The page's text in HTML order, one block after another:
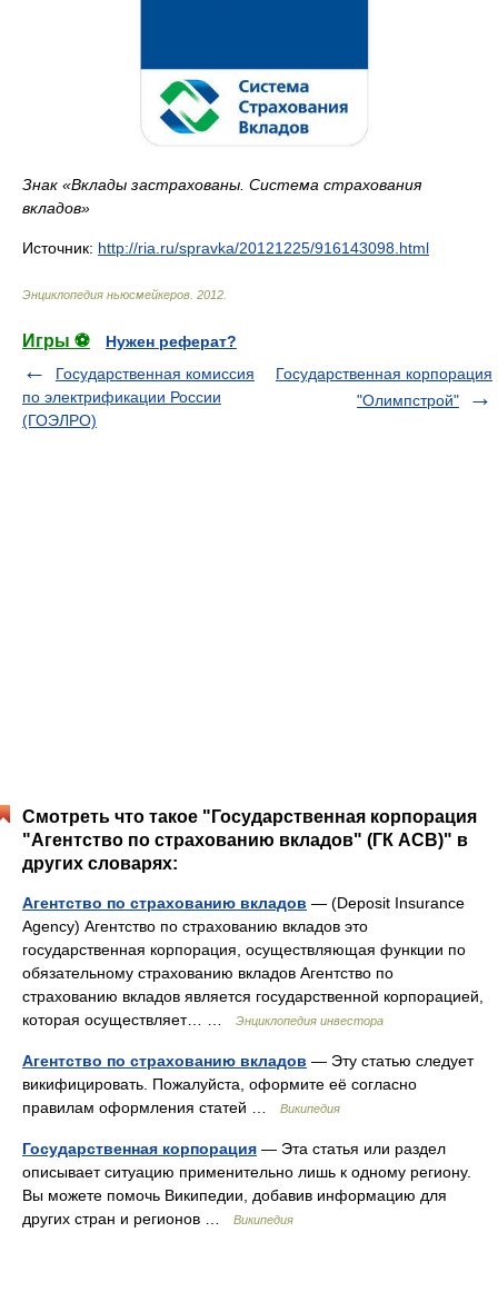
Знак «Вклады застрахованы. Система страхования
вкладов»
Источник: http://ria.ru/spravka/20121225/916143098.html
Энциклопедия ньюсмейкеров 2012
Игры ⚽
Нужен реферат?
Государственная комиссия
по электрификации России
(ГОЭЛРО)
Государственная корпорация
"Олимпстрой"
Смотреть что такое "Государственная корпорация
"Агентство по страхованию вкладов" (ГК АСВ)" в
других словарях:
Агентство по страхованию вкладов — (Deposit Insurance
Agency) Агентство по страхованию вкладов это
государственная корпорация, осуществляющая функции по
обязательному страхованию вкладов Агентство по
страхованию вкладов является государственной корпорацией,
которая осуществляет… …
Энциклопедия инвестора
Агентство по страхованию вкладов — Эту статью следует
викифицировать. Пожалуйста, оформите её согласно
правилам оформления статей …
Википедия
Государственная корпорация — Эта статья или раздел
описывает ситуацию применительно лишь к одному региону.
Вы можете помочь Википедии, добавив информацию для
других стран и регионов …
Википедия